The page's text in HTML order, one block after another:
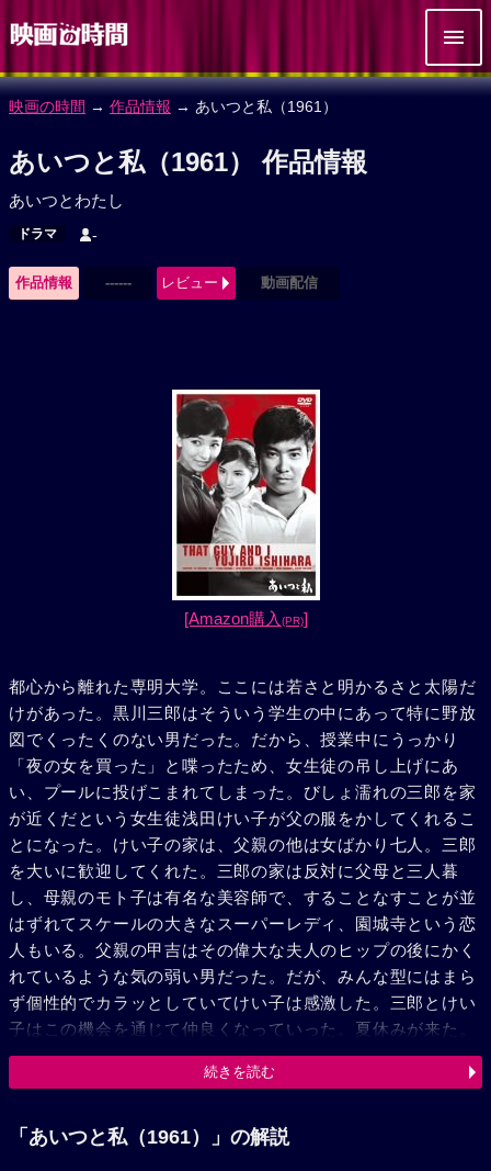
映画の時間 → 作品情報 → あいつと私（1961）
あいつと私（1961） 作品情報
あいつとわたし
ドラマ -
作品情報 ------ レビュー 動画配信
[Amazon購入 (PR)]
都心から離れた専明大学。ここには若さと明かるさと太陽だ
けがあった。黒川三郎はそういう学生の中にあって特に野放
図でくったくのない男だった。だから、授業中にうっかり
「夜の女を買った」と喋ったため、女生徒の吊し上げにあ
い、プールに投げこまれてしまった。びしょ濡れの三郎を家
が近くだという女生徒浅田けい子が父の服をかしてくれるこ
とになった。けい子の家は、父親の他は女ばかり七人。三郎
を大いに歓迎してくれた。三郎の家は反対に父母と三人暮
し、母親のモト子は有名な美容師で、することなすことが並
はずれてスケールの大きなスーパーレディ、園城寺という恋
人もいる。父親の甲吉はその偉大な夫人のヒップの後にかく
れているような気の弱い男だった。だが、みんな型にはまら
ず個性的でカラッとしていてけい子は感激した。三郎とけい
子はこの機会を通じて仲良くなっていった。夏休みが来た。
三郎やけい子たち五人のクラスメートは東北地方を廻って軽
井沢にある三郎の別荘までドライブを決行した。軽井沢につ
やって来た。けい子は、みち子の三郎に対する態度にふと不
続きを読む
「あいつと私（1961）」の解説